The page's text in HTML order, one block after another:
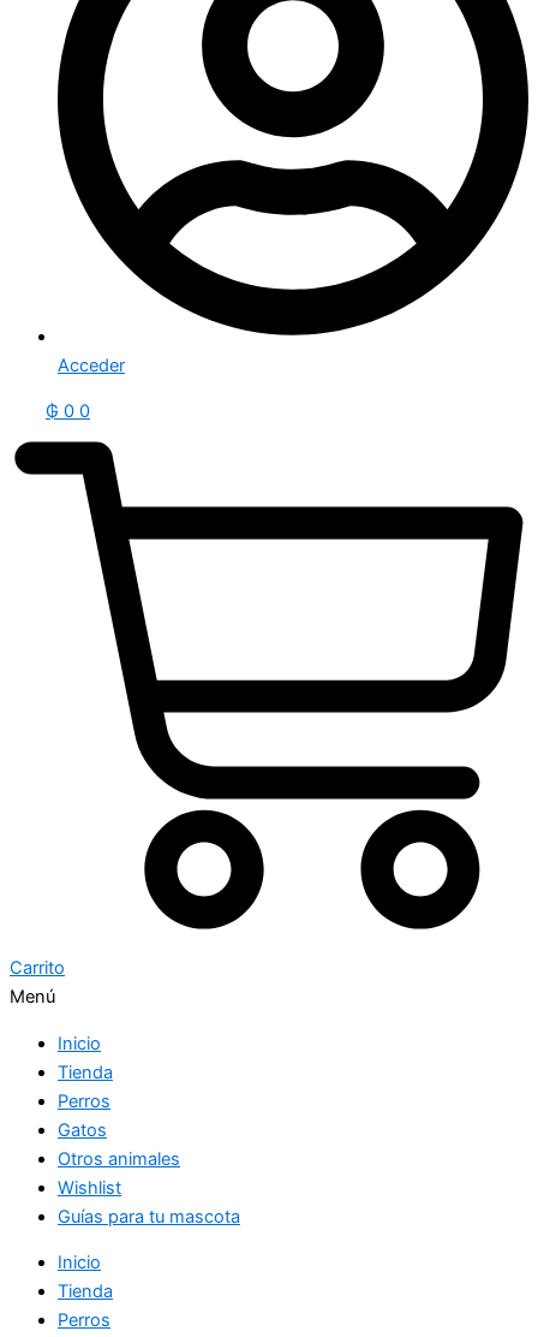
Acceder
₲ 0 0
Carrito
Menú
Inicio
Tienda
Perros
Gatos
Otros animales
Wishlist
Guías para tu mascota
Inicio
Tienda
Perros